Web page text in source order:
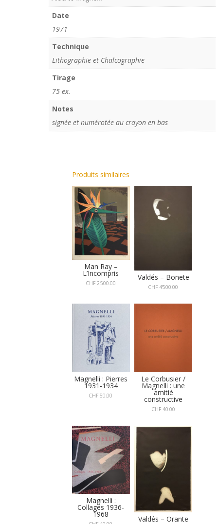
Date
1971
Technique
Lithographie et Chalcographie
Tirage
75 ex.
Notes
signée et numérotée au crayon en bas
Produits similaires
Man Ray –
L’Incompris
CHF2'500.00
Valdés – Bonete
CHF 4'500.00
Magnelli : Pierres
1931-1934
CHF 50.00
Le Corbusier /
Magnelli : une
amitié
constructive
CHF40.00
Magnelli :
Collages 1936-
1968
Valdés – Orante